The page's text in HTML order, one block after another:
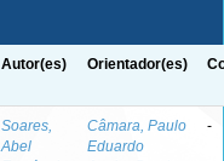
Autor(es) Orientador(es)
Soares,
Abel
Câmara, Paulo
Eduardo
-